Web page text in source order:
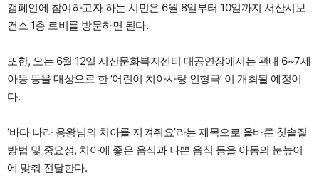
캠페인에 참여하고자 하는 시민은 6월 8일부터 10일까지 서산시보
건소 1층 로비를 방문하면 된다.
또한, 오는 6월 12일 서산문화복지센터 대공연장에서는 관내 6~7세
아동 등을 대상으로 한 ‘어린이 치아사랑 인형극’ 이 개최될 예정이
다.
‘바다 나라 용왕님의 치아를 지켜줘요’라는 제목으로 올바른 칫솔질
방법 및 중요성, 치아에 좋은 음식과 나쁜 음식 등을 아동의 눈높이
에 맞춰 전달한다.